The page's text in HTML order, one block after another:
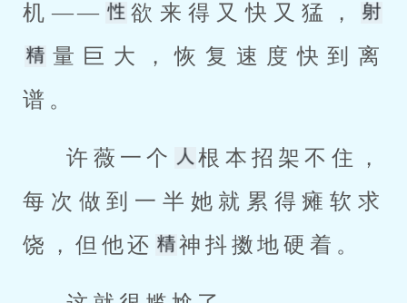
机——
欲来得又快又猛，
量巨大，恢复速度快到离
谱。
许薇一个
根本招架不住，
每次做到一半她就累得瘫软求
饶，但他还
神抖擞地硬着。